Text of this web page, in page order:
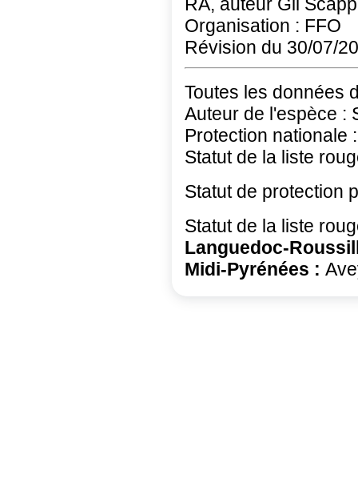
RA, auteur Gil
Organisation : FFO
Révision du 30/07/
Toutes les données
Auteur de l'espèce :
Protection nationale
Statut de la liste
Statut de protection
Statut de la liste
Languedoc-
Midi-Pyrénées :